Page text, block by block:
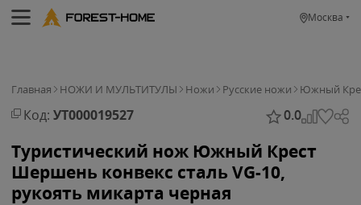
Москва
Главная НОЖИ И МУЛЬТИТУЛЫ Ножи Русские ножи Южный
Код: УТ000019527 0.0
Туристический нож Южный Крест
Шершень конвекс сталь VG-10,
рукоять микарта черная